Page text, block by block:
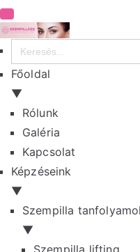
Search
for:
Főoldal
▼
Rólunk
Galéria
Kapcsolat
Képzéseink
▼
Szempilla
▼
Szempilla lifting